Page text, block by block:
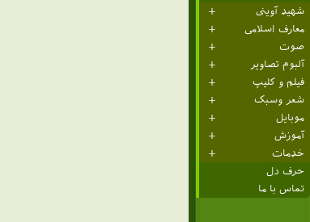
شهید آوینی
معارف اسلامی
صوت
آلبوم تصاویر
فیلم و کلیپ
شعر وسبک
موبایل
آموزش
خدمات
حرف دل
تماس با ما